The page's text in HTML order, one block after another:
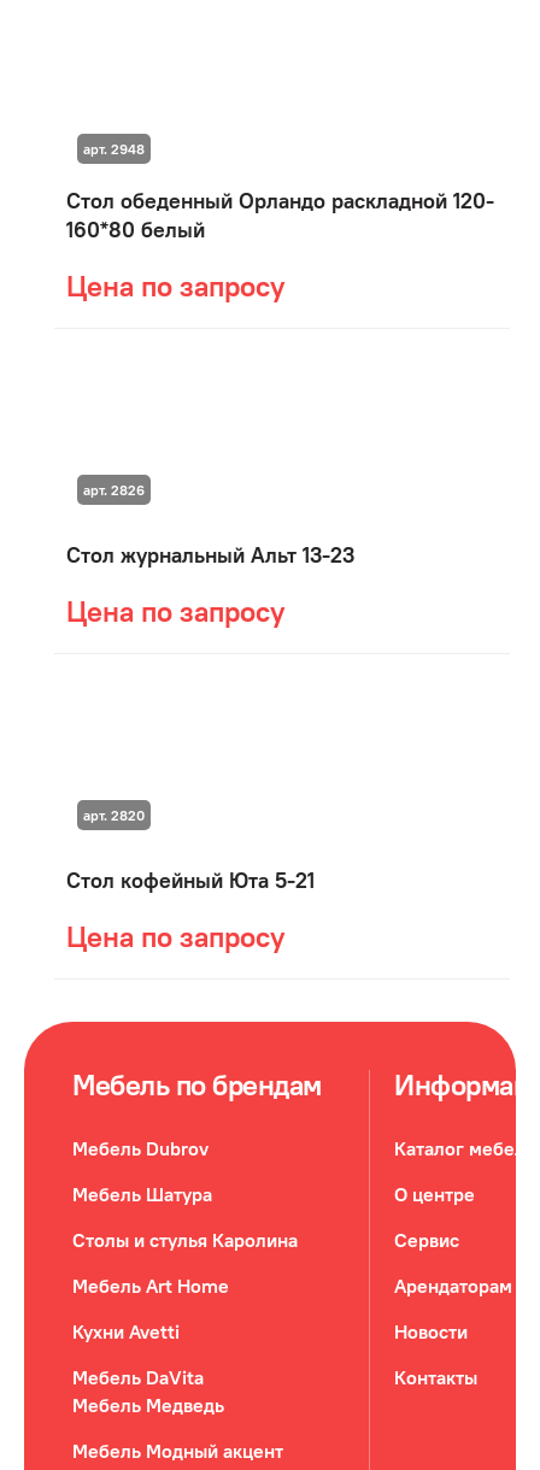
Стол обеденный Орландо раскладной 120-
160*80 белый
Цена по запросу
арт. 2948
Стол журнальный Альт 13-23
Цена по запросу
арт. 2826
Стол кофейный Юта 5-21
Цена по запросу
арт. 2820
Мебель по брендам
Мебель Dubrov
Мебель Шатура
Столы и стулья Каролина
Мебель Art Home
Кухни Avetti
Мебель DaVita
Мебель Медведь
Мебель Модный акцент
Каталог мебели
О центре
Сервис
Арендаторам
Новости
Контакты